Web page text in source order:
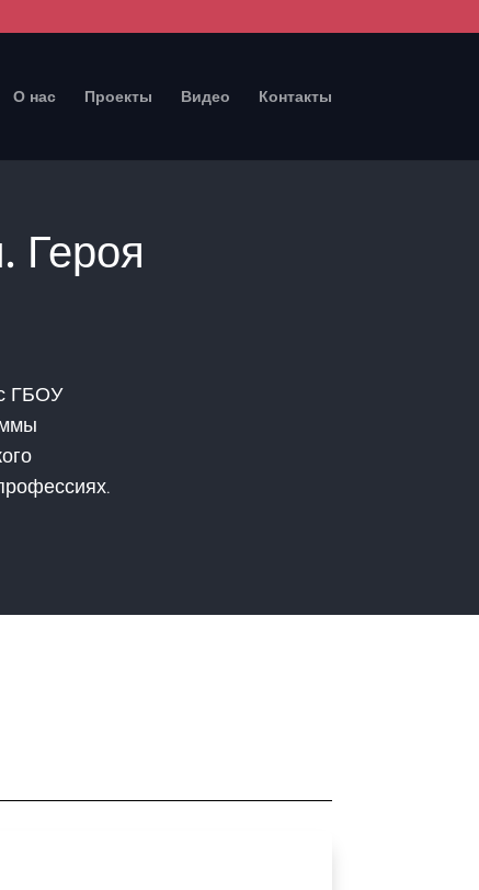
О нас Проекты Видео Контакты
ГБОУ